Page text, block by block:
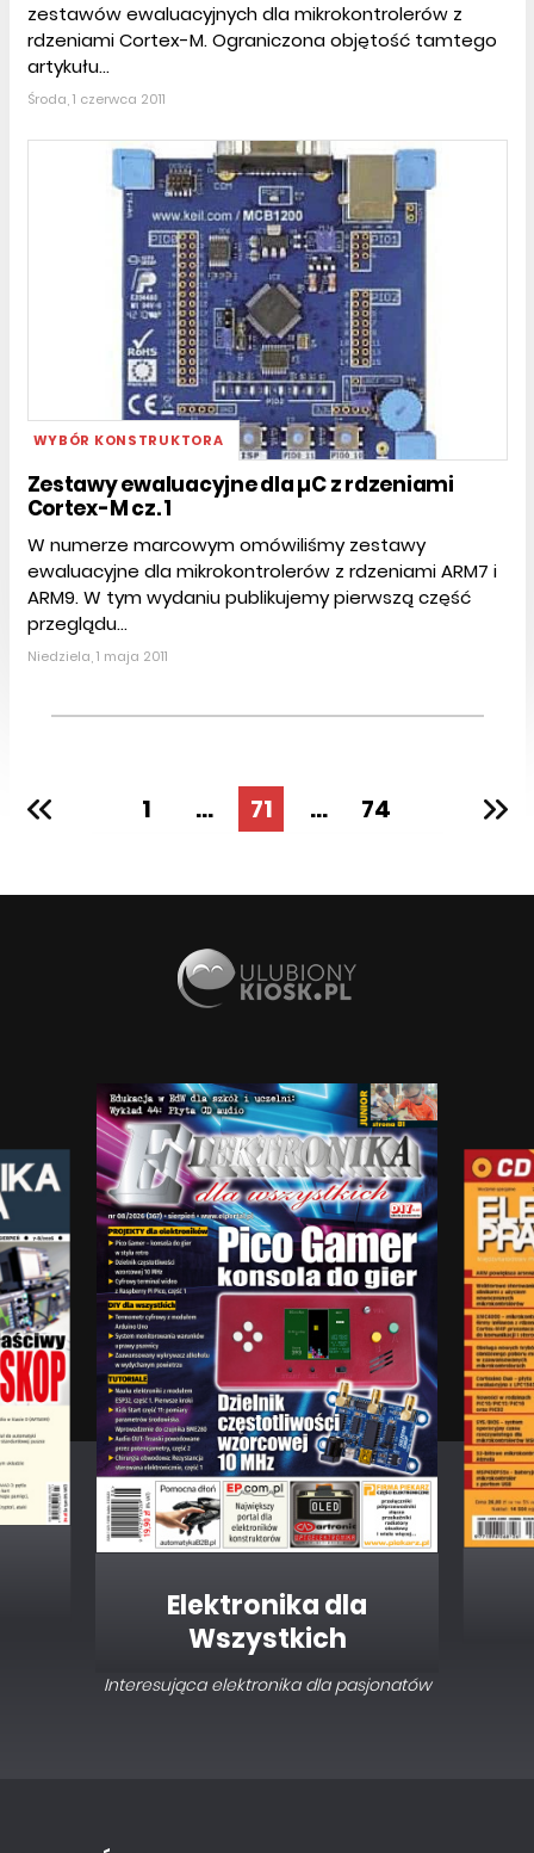
zestawów ewaluacyjnych dla mikrokontrolerów z
rdzeniami Cortex-M. Ograniczona objętość tamtego
artykułu...
Środa, 1 czerwca 2011
WYBÓR KONSTRUKTORA
Zestawy ewaluacyjne dla µC z rdzeniami
Cortex-M cz. 1
W numerze marcowym omówiliśmy zestawy
ewaluacyjne dla mikrokontrolerów z rdzeniami ARM7 i
ARM9. W tym wydaniu publikujemy pierwszą część
przeglądu...
Niedziela, 1 maja 2011
1 ... 71 ... 74
Elektronika dla
Wszystkich
Interesująca elektronika dla pasjonatów